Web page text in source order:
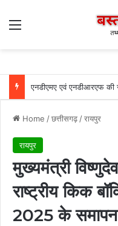
Menu
Home /छत्तीसगढ़ /रायपुर
रायपुर
मुख्यमंत्री
राष्ट्रीय किक
2025 के समापन